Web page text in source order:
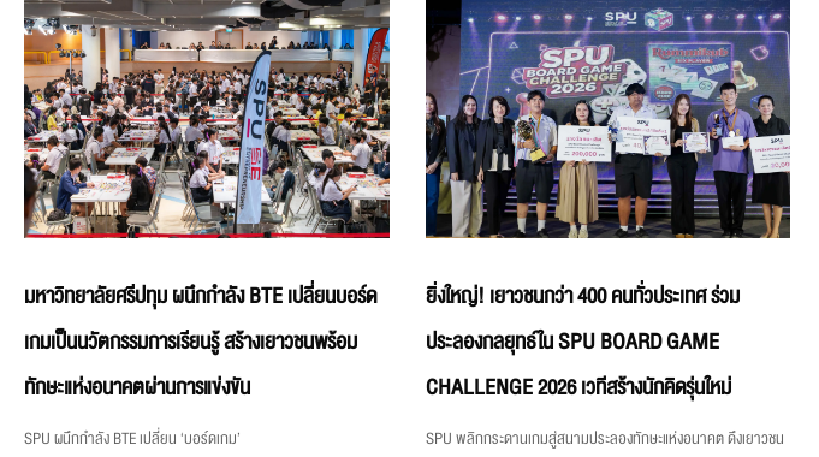
มหาวิทยาลัยศรีปทุม ผนึกกำลัง BTE เปลี่ยนบอร์ด
เกมเป็นนวัตกรรมการเรียนรู้ สร้างเยาวชนพร้อม
ทักษะแห่งอนาคตผ่านการแข่งขัน
SPU ผนึกกำลัง BTE เปลี่ยน ‘บอร์ดเกม’
ยิ่งใหญ่! เยาวชนกว่า 400 คนทั่วประเทศ ร่วม
ประลองกลยุทธ์ใน SPU BOARD GAME
CHALLENGE 2026 เวทีสร้างนักคิดรุ่นใหม่
SPU พลิกกระดานเกมสู่สนามประลองทักษะแห่งอนาคต ดึงเยาวชน